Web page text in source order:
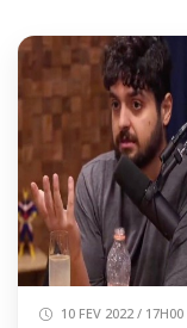
10 FEV 2022 / 17H00